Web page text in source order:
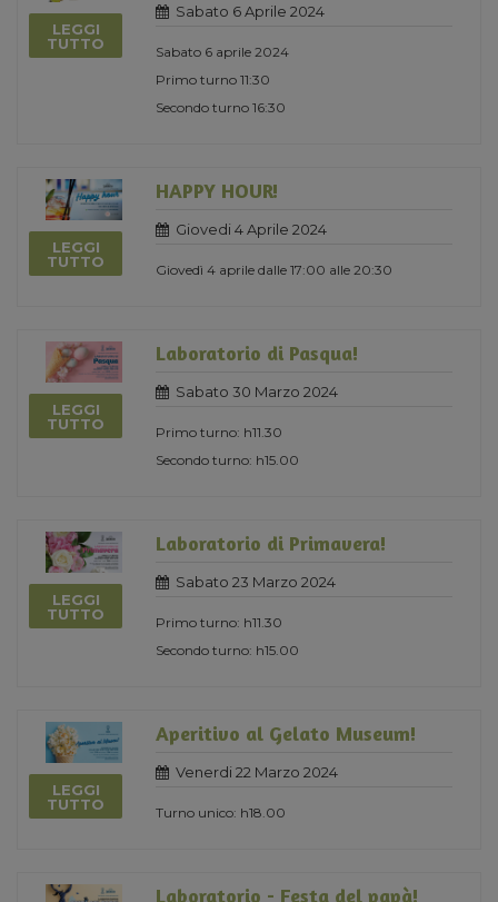
LEGGI
TUTTO
Sabato 6 Aprile 2024
Sabato 6 aprile 2024
Primo turno 11:30
Secondo turno 16:30
LEGGI
TUTTO
HAPPY HOUR!
Giovedi 4 Aprile 2024
Giovedì 4 aprile dalle 17:00 alle 20:30
LEGGI
TUTTO
Laboratorio di Pasqua!
Sabato 30 Marzo 2024
Primo turno: h11.30
Secondo turno: h15.00
LEGGI
TUTTO
Laboratorio di Primavera!
Sabato 23 Marzo 2024
Primo turno: h11.30
Secondo turno: h15.00
LEGGI
TUTTO
Aperitivo al Gelato Museum!
Venerdi 22 Marzo 2024
Turno unico: h18.00
Laboratorio - Festa del papà!